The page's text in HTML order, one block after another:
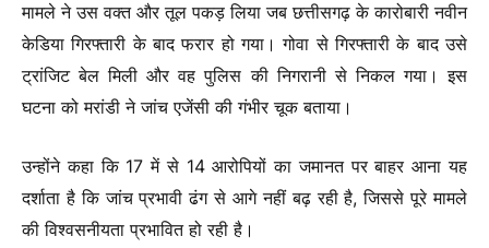
मामले ने उस वक्त और तूल पकड़ लिया जब छत्तीसगढ़ के कारोबारी नवीन
केडिया गिरफ्तारी के बाद फरार हो गया। गोवा से गिरफ्तारी के बाद उसे
ट्रांजिट बेल मिली और वह पुलिस की निगरानी से निकल गया। इस
घटना को मरांडी ने जांच एजेंसी की गंभीर चूक बताया।
उन्होंने कहा कि 17 में से 14 आरोपियों का जमानत पर बाहर आना यह
दर्शाता है कि जांच प्रभावी ढंग से आगे नहीं बढ़ रही है, जिससे पूरे मामले
की विश्वसनीयता प्रभावित हो रही है।